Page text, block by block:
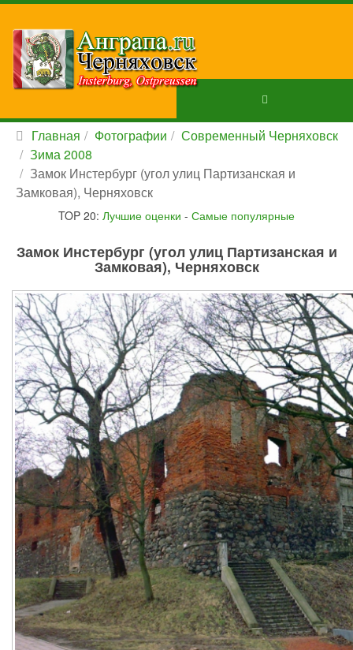
Главная Фотографии
Современный Черняховск
Зима 2008
Замок Инстербург (угол улиц Партизанская и
Замковая), Черняховск
TOP 20: Лучшие оценки - Самые популярные
Замок Инстербург (угол улиц Партизанская и
Замковая), Черняховск